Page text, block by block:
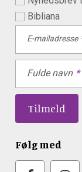
Bibliana
E-mailadresse
Fulde navn
Følg med